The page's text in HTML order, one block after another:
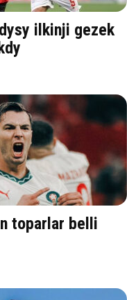
ilkinji gezek
toparlar belli